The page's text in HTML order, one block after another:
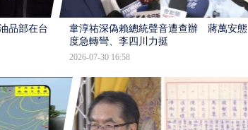
品部在台
韋淳祐深偽賴總統聲音遭查辦 蔣萬安態
度急轉彎、李四川力挺
2026-07-30 16:58